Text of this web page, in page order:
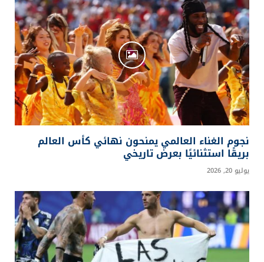
نجوم الغناء العالمي يمنحون نهائي كأس العالم
بريقًا استثنائيًا بعرض تاريخي
يوليو 20, 2026